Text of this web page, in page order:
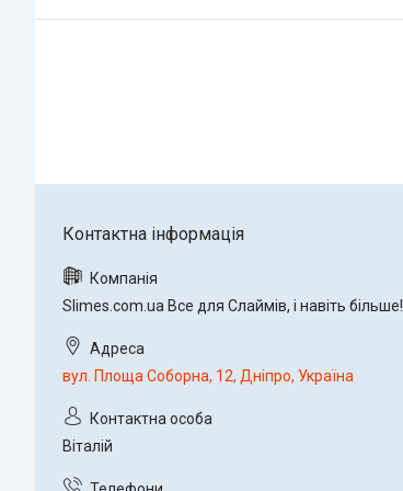
Slimes.com.ua Все для Слаймів, і навіть більше!
вул. Площа Соборна, 12, Дніпро, Україна
Віталій